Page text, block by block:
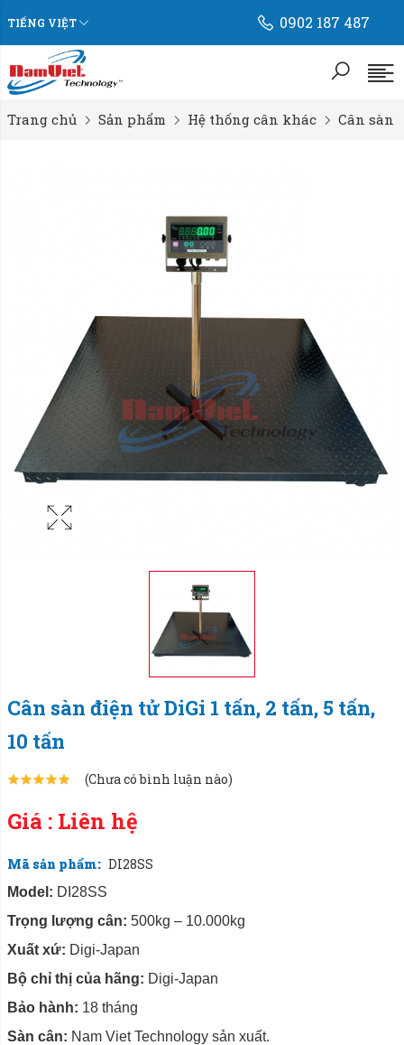
TIẾNG VIỆT 0902 187 487
Trang chủ Sản phẩm Hệ thống cân khác Cân sàn
Cân sàn điện tử DiGi 1 tấn, 2 tấn, 5 tấn,
10 tấn
(Chưa có bình luận nào)
Giá : Liên hệ
Mã sản phẩm: DI28SS
Model: DI28SS
Trọng lượng cân: 500kg – 10.000kg
Xuất xứ: Digi-Japan
Bộ chỉ thị của hãng: Digi-Japan
Bảo hành: 18 tháng
Sàn cân: Nam Viet Technology sản xuất.